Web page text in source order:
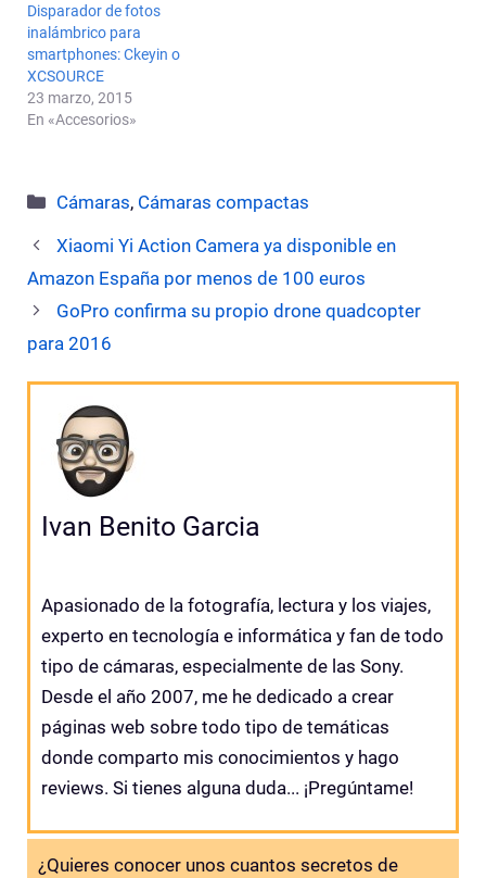
Disparador de fotos
inalámbrico para
smartphones: Ckeyin o
XCSOURCE
23 marzo, 2015
En «Accesorios»
Categorías
Cámaras, Cámaras compactas
Xiaomi Yi Action Camera ya disponible en
Amazon España por menos de 100 euros
GoPro confirma su propio drone quadcopter
para 2016
Ivan Benito Garcia
Apasionado de la fotografía, lectura y los viajes,
experto en tecnología e informática y fan de todo
tipo de cámaras, especialmente de las Sony.
Desde el año 2007, me he dedicado a crear
páginas web sobre todo tipo de temáticas
donde comparto mis conocimientos y hago
reviews. Si tienes alguna duda... ¡Pregúntame!
¿Quieres conocer unos cuantos secretos de